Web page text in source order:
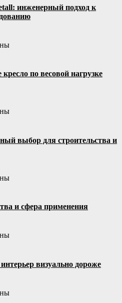
инженерный подход к
по весовой нагрузке
выбор для строительства и
и сфера применения
визуально дороже